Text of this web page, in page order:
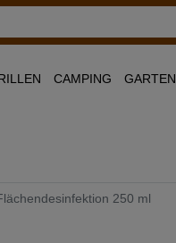
CAMPING GARTEN
250 ml